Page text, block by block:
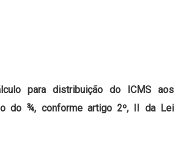
para distribuição do ICMS aos
do ¾, conforme artigo 2º, II da Lei